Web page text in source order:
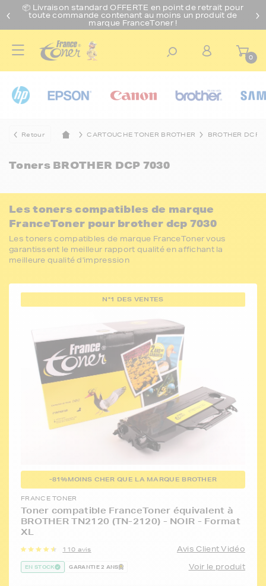
📦 Livraison standard OFFERTE en point de retrait pour
toute commande contenant au moins un produit de
marque FranceToner !
0
Retour CARTOUCHE TONER BROTHER BROTHER DCP
Toners BROTHER DCP 7030
Les toners compatibles de marque
FranceToner pour brother dcp 7030
Les toners compatibles de marque FranceToner vous
garantissent le meilleur rapport qualité en affichant la
meilleure qualité d'impression
N°1 DES VENTES
-81%MOINS CHER QUE LA MARQUE BROTHER
FRANCE TONER
Toner compatible FranceToner équivalent à
BROTHER TN2120 (TN-2120) - NOIR - Format
XL
110 avis Avis Client Vidéo
EN STOCK GARANTIE 2 ANS Voir le produit